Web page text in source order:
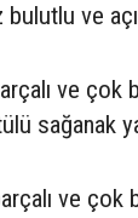
ve
ve çok
sağanak
ve çok